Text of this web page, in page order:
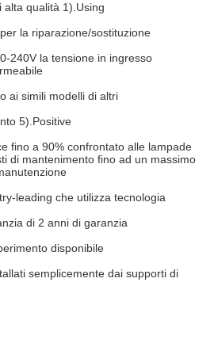
alta qualità 1).Using
la riparazione/sostituzione
240V la tensione in ingresso
ai simili modelli di altri
5).Positive
fino a 90% confrontato alle lampade
di mantenimento fino ad un massimo
leading che utilizza tecnologia
di 2 anni di garanzia
disponibile
semplicemente dai supporti di